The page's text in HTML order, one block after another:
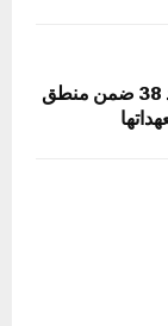
رئاسة البرلمان: يجب تطبيق القانون عدد 38 ضمن منطق